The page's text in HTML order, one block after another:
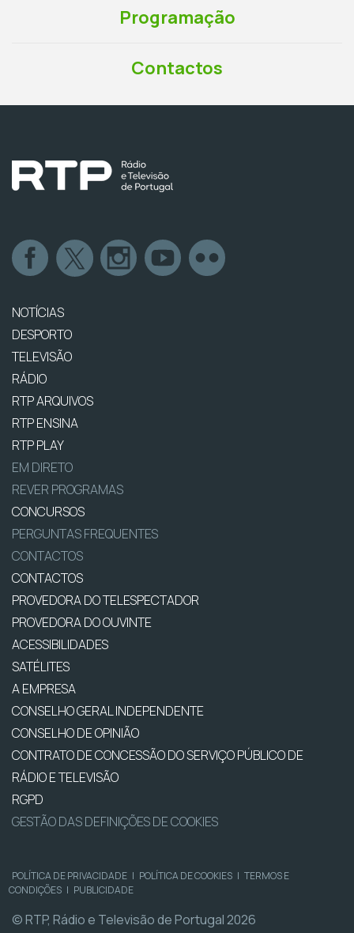
Programação
Contactos
NOTÍCIAS
DESPORTO
TELEVISÃO
RÁDIO
RTP ARQUIVOS
RTP ENSINA
RTP PLAY
EM DIRETO
REVER PROGRAMAS
CONCURSOS
PERGUNTAS FREQUENTES
CONTACTOS
CONTACTOS
PROVEDORA DO TELESPECTADOR
PROVEDORA DO OUVINTE
ACESSIBILIDADES
SATÉLITES
A EMPRESA
CONSELHO GERAL INDEPENDENTE
CONSELHO DE OPINIÃO
CONTRATO DE CONCESSÃO DO SERVIÇO PÚBLICO DE
RÁDIO E TELEVISÃO
RGPD
GESTÃO DAS DEFINIÇÕES DE COOKIES
POLÍTICA DE PRIVACIDADE | POLÍTICA DE COOKIES | TERMOS E
CONDIÇÕES | PUBLICIDADE
© RTP, Rádio e Televisão de Portugal 2026